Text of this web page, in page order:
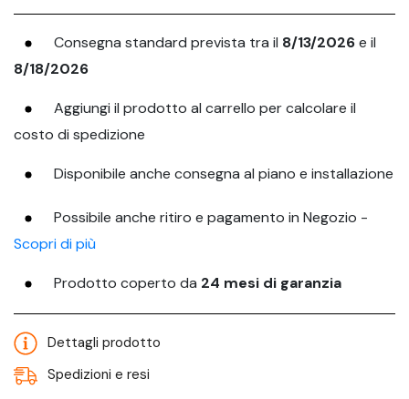
Consegna standard prevista tra il 8/13/2026e il
8/18/2026
Aggiungi il prodotto al carrello per calcolare il
costo di spedizione
Disponibile anche consegna al piano e installazione
Possibile anche ritiro e pagamento in Negozio -
Scopri di più
Prodotto coperto da 24 mesi di garanzia
Dettagli prodotto
Spedizioni e resi